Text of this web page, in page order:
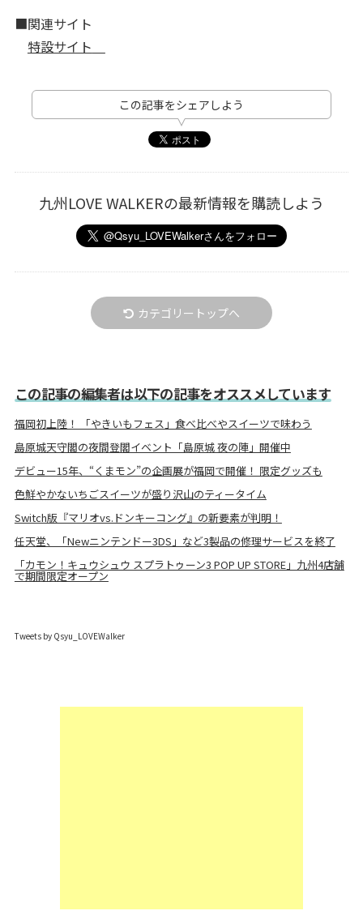
■関連サイト
特設サイト
この記事をシェアしよう
九州LOVE WALKERの最新情報を購読しよう
カテゴリートップへ
この記事の編集者は以下の記事をオススメしています
福岡初上陸！ 「やきいもフェス」食べ比べやスイーツで味わう
島原城天守閣の夜間登閣イベント「島原城 夜の陣」開催中
デビュー15年、“くまモン”の企画展が福岡で開催！ 限定グッズも
色鮮やかないちごスイーツが盛り沢山のティータイム
Switch版『マリオvs.ドンキーコング』の新要素が判明！
任天堂、「Newニンテンドー3DS」など3製品の修理サービスを終了
「カモン！キュウシュウ スプラトゥーン3 POP UP STORE」九州4店舗
で期間限定オープン
Tweets by Qsyu_LOVEWalker